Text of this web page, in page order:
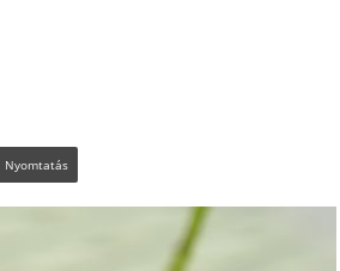
Nyomtatás